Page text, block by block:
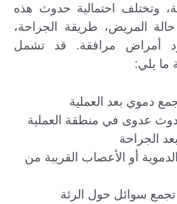
وتختلف احتمالية حدوث هذه
المريض، طريقة الجراحة،
أمراض مرافقة. قد تشمل
ما يلي:
دموي بعد العملية
عدوى في منطقة العملية
الجراحة
أو الأعصاب القريبة من
تجمع سوائل حول الرئة